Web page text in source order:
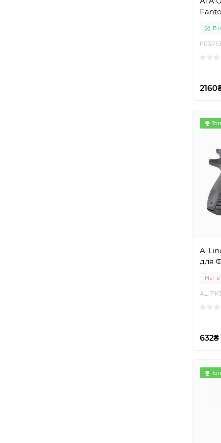
В
Топ
A-
для
Нет
AL-
632₴
Топ